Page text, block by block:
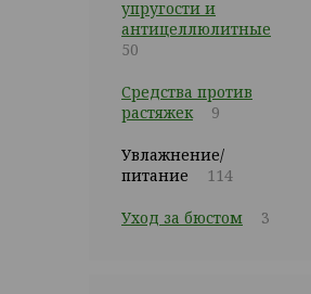
упругости и
антицеллюлитные
50
Средства против
растяжек
9
Увлажнение/
питание
114
Уход за бюстом 3